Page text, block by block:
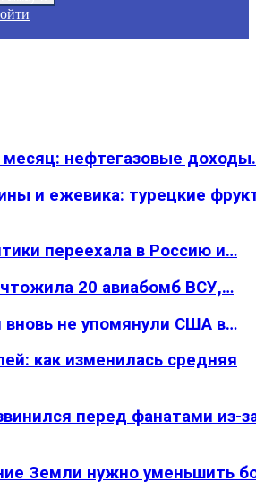
месяц: нефтегазовые
и ежевика: турецкие
переехала в Россию и…
20 авиабомб ВСУ,…
вновь не упомянули США в…
как изменилась средняя
перед фанатами из-
Земли нужно уменьшить